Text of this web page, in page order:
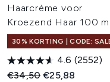
Haarcrème voor
Kroezend Haar 100 ml
30% KORTING | CODE:
4.6 (2552)
Recommended Retail
€34,50Huidige prijs:
€25,88